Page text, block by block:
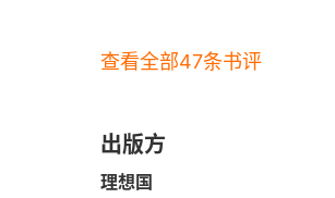
查看全部47条书评
出版方
理想国